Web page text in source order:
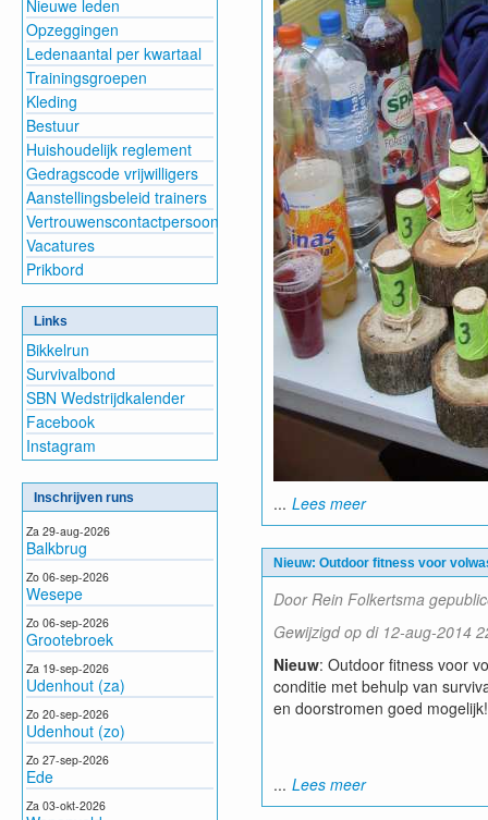
Nieuwe leden
Opzeggingen
Ledenaantal per kwartaal
Trainingsgroepen
Kleding
Bestuur
Huishoudelijk reglement
Gedragscode vrijwilligers
Aanstellingsbeleid trainers
Vertrouwenscontactpersoon
Vacatures
Prikbord
Links
Bikkelrun
Survivalbond
SBN Wedstrijdkalender
Facebook
Instagram
Inschrijven runs
Za 29-aug-2026
Balkbrug
Zo 06-sep-2026
Wesepe
Zo 06-sep-2026
Grootebroek
Za 19-sep-2026
Udenhout (za)
Zo 20-sep-2026
Udenhout (zo)
Zo 27-sep-2026
Ede
Za 03-okt-2026
... Lees meer
Nieuw: Outdoor fitness voor
Door Rein Folkertsma
Gewijzigd op di 12-aug-2014
Nieuw: Outdoor fitness voor
conditie met behulp van
en doorstromen goed
... Lees meer